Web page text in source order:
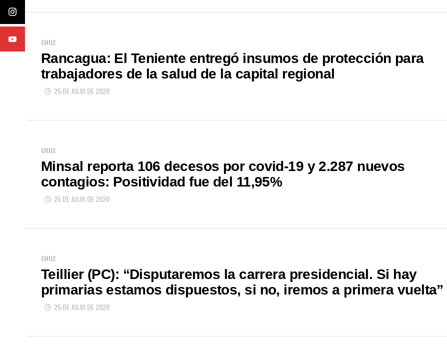
CHILE
Rancagua: El Teniente entregó insumos de protección para
trabajadores de la salud de la capital regional
25 DE JULIO DE 2020
CHILE
Minsal reporta 106 decesos por covid-19 y 2.287 nuevos
contagios: Positividad fue del 11,95%
25 DE JULIO DE 2020
CHILE
Teillier (PC): “Disputaremos la carrera presidencial. Si hay
primarias estamos dispuestos, si no, iremos a primera vuelta”
25 DE JULIO DE 2020